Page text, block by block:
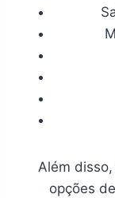
Além
opções